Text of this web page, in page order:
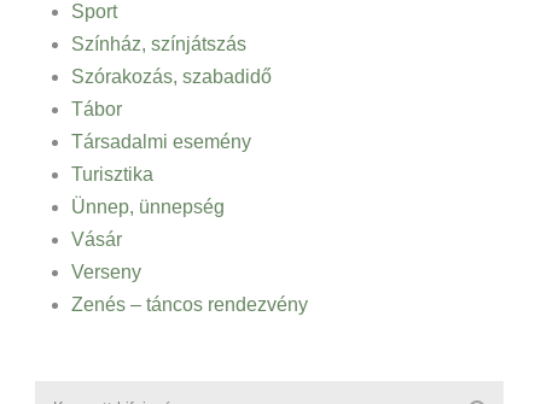
Sport
Színház, színjátszás
Szórakozás, szabadidő
Tábor
Társadalmi esemény
Turisztika
Ünnep, ünnepség
Vásár
Verseny
Zenés – táncos rendezvény